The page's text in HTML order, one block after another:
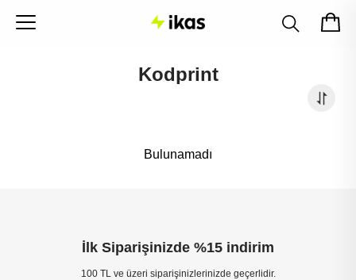
Kodprint
Bulunamadı
İlk Siparişinizde %15 indirim
100 TL ve üzeri siparişinizlerinizde geçerlidir.